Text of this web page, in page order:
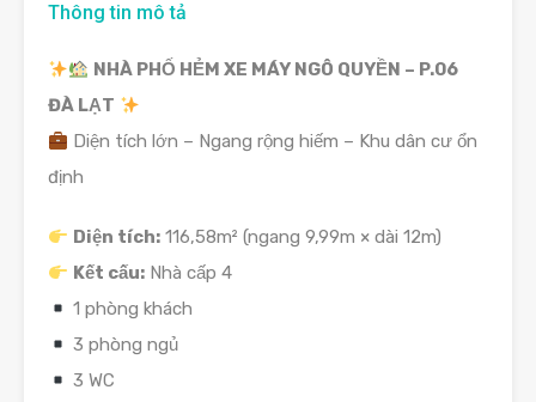
Thông tin mô tả
NHÀ PHỐ HẺM XE MÁY NGÔ QUYỀN – P.06
ĐÀ LẠT
Diện tích lớn – Ngang rộng hiếm – Khu dân cư ổn
định
Diện tích: 116,58m² (ngang 9,99m × dài 12m)
Kết cấu: Nhà cấp 4
1 phòng khách
3 phòng ngủ
3 WC